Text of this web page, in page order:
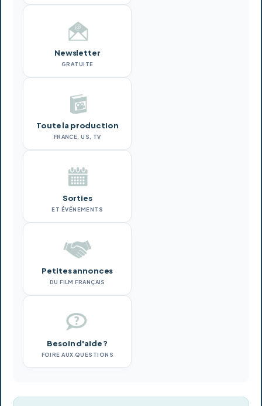
Newsletter
GRATUITE
Toute la production
FRANCE, US, TV
Sorties
ET ÉVÉNEMENTS
Petites annonces
DU FILM FRANÇAIS
Besoin d'aide ?
FOIRE AUX QUESTIONS